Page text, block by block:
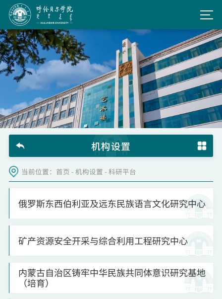
机构设置
当前位置： 首页 -机构设置 -科研平台
俄罗斯东西伯利亚及远东民族语言文化研究中心
矿产资源安全开采与综合利用工程研究中心
内蒙古自治区铸牢中华民族共同体意识研究基地
（培育）